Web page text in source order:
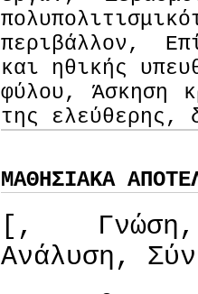
περιβάλλον,
και ηθικής
φύλου, Άσκηση
της ελεύθερης,
ΜΑΘΗΣΙΑΚΑ
[, Γνώση,
Ανάλυση,